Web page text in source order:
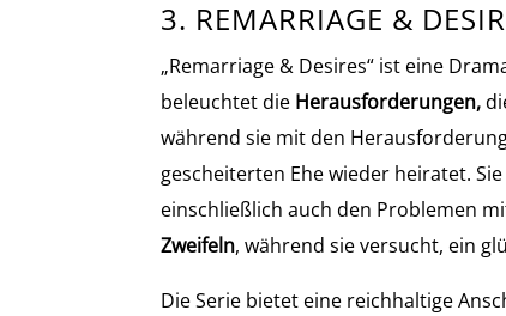
3. REMARRIAGE &
„Remarriage & Desires“ ist eine
beleuchtet die Herausforderungen,
während sie mit den
gescheiterten Ehe wieder heiratet.
einschließlich auch den Problemen
Zweifeln, während sie versucht, ein
Die Serie bietet eine reichhaltige